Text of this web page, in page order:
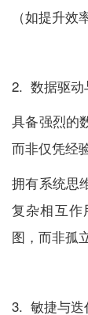
（如提升效
2. 数据驱动
具备强烈的
而非仅凭经验
拥有系统思
复杂相互
图，而非孤
3. 敏捷与迭